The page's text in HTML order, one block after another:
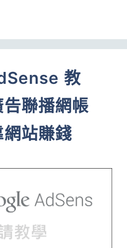
教
聯播網帳
站賺錢